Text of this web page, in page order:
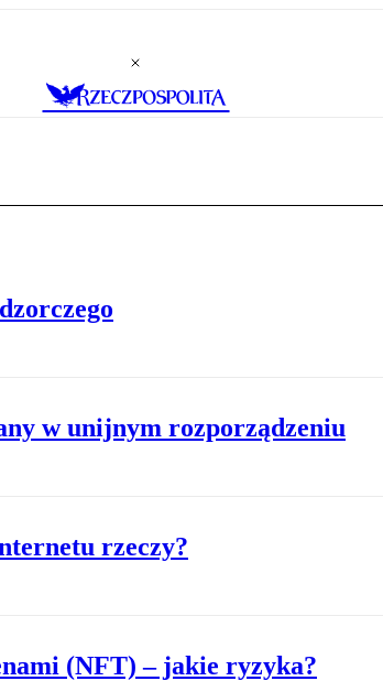
w unijnym rozporządzeniu
rzeczy?
(NFT) – jakie ryzyka?